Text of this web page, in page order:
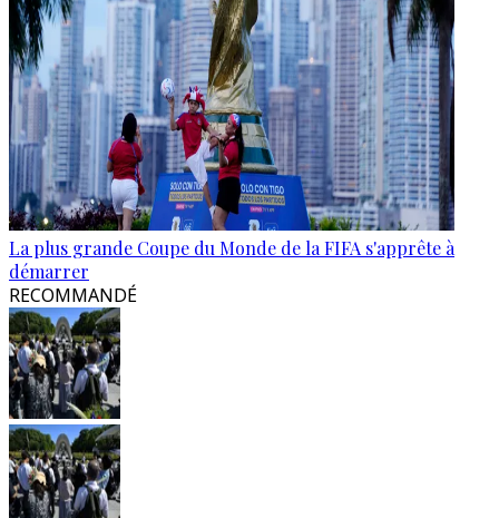
La plus grande Coupe du Monde de la FIFA s'apprête à
démarrer
RECOMMANDÉ